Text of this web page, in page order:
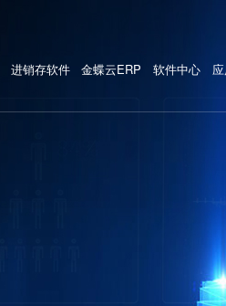
进销存软件 金蝶云ERP 软件中心